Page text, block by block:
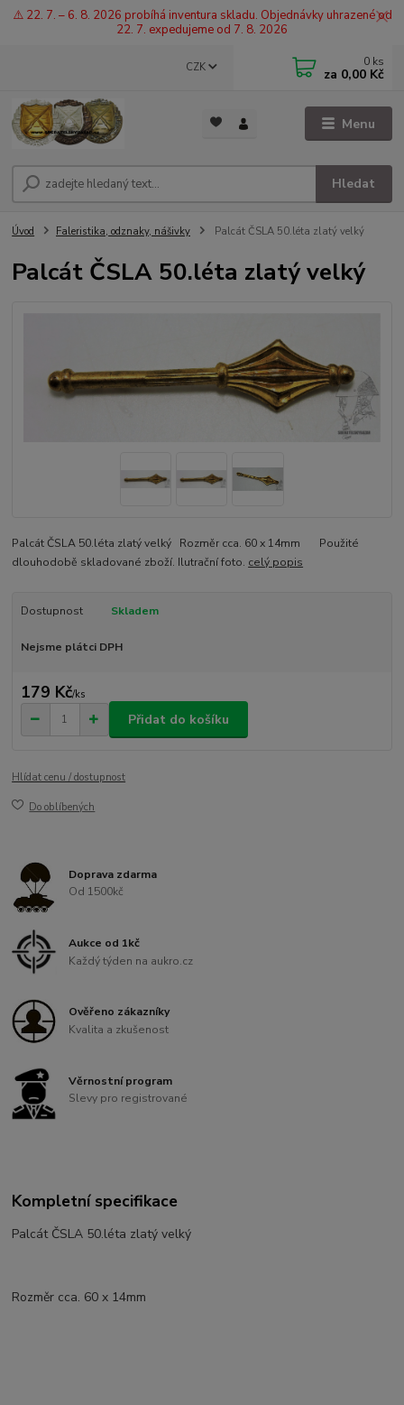
⚠️ 22. 7. – 6. 8. 2026 probíhá inventura skladu. Objednávky uhrazené od
22. 7. expedujeme od 7. 8. 2026
Menu
CZK
Hledat
0 ks
za 0,00 Kč
Úvod Faleristika, odznaky, nášivky Palcát ČSLA 50.léta zlatý velký
Palcát ČSLA 50.léta zlatý velký
Palcát ČSLA 50.léta zlatý velký Rozměr cca. 60 x 14mm Použité
dlouhodobě skladované zboží. Ilutrační foto. celý popis
Dostupnost Skladem
Nejsme plátci DPH
179 Kč/ks
Přidat do košíku
Hlídat cenu / dostupnost
Do oblíbených
Doprava zdarma
Od 1500kč
Aukce od 1kč
Každý týden na aukro.cz
Ověřeno zákazníky
Kvalita a zkušenost
Věrnostní program
Slevy pro registrované
Kompletní specifikace
Palcát ČSLA 50.léta zlatý velký
Rozměr cca. 60 x 14mm